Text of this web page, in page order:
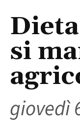
si
giovedì